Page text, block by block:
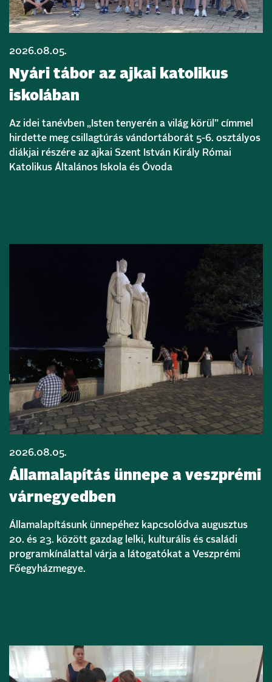
2026.08.05.
Nyári tábor az ajkai katolikus
iskolában
Az idei tanévben „Isten tenyerén a világ körül” címmel
hirdette meg csillagtúrás vándortáborát 5-6. osztályos
diákjai részére az ajkai Szent István Király Római
Katolikus Általános Iskola és Óvoda
2026.08.05.
Államalapítás ünnepe a veszprémi
várnegyedben
Államalapításunk ünnepéhez kapcsolódva augusztus
20. és 23. között gazdag lelki, kulturális és családi
programkínálattal várja a látogatókat a Veszprémi
Főegyházmegye.